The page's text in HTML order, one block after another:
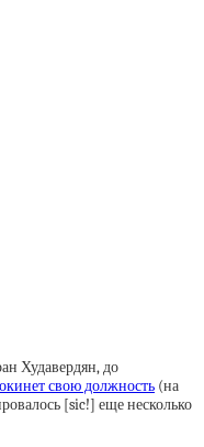
Худавердян, до
свою должность (на
[sic!] еще несколько